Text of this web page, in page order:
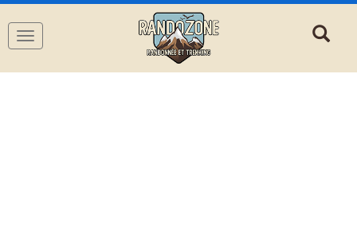
Navigation